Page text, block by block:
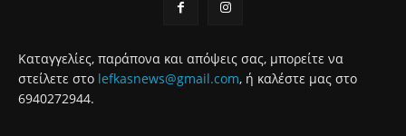
Καταγγελίες, παράπονα και απόψεις σας, μπορείτε να
στείλετε στο lefkasnews@gmail.com, ή καλέστε μας στο
6940272944.